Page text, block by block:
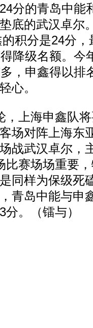
分的青岛中能
底的武汉卓尔
积分是24分
降级名额。今
，申鑫得以排
心。
上海申鑫队将
场对阵上海东
战武汉卓尔，
比赛场场重要
同样为保级死
青岛中能与申
。（镭与）